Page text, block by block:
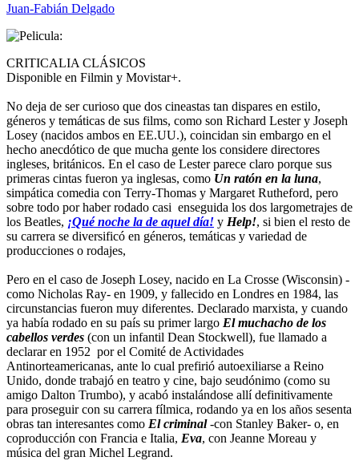
Juan-Fabián Delgado
CRITICALIA CLÁSICOS
Disponible en Filmin y Movistar+.
No deja de ser curioso que dos cineastas tan dispares en estilo,
géneros y temáticas de sus films, como son Richard Lester y Joseph
Losey (nacidos ambos en EE.UU.), coincidan sin embargo en el
hecho anecdótico de que mucha gente los considere directores
ingleses, británicos. En el caso de Lester parece claro porque sus
primeras cintas fueron ya inglesas, como Un ratón en la luna,
simpática comedia con Terry-Thomas y Margaret Rutheford, pero
sobre todo por haber rodado casi enseguida los dos largometrajes de
los Beatles, ¡Qué noche la de aquel día! y Help!, si bien el resto de
su carrera se diversificó en géneros, temáticas y variedad de
producciones o rodajes,
Pero en el caso de Joseph Losey, nacido en La Crosse (Wisconsin) -
como Nicholas Ray- en 1909, y fallecido en Londres en 1984, las
circunstancias fueron muy diferentes. Declarado marxista, y cuando
ya había rodado en su país su primer largo El muchacho de los
cabellos verdes (con un infantil Dean Stockwell), fue llamado a
declarar en 1952 por el Comité de Actividades
Antinorteamericanas, ante lo cual prefirió autoexiliarse a Reino
Unido, donde trabajó en teatro y cine, bajo seudónimo (como su
amigo Dalton Trumbo), y acabó instalándose allí definitivamente
para proseguir con su carrera fílmica, rodando ya en los años sesenta
obras tan interesantes como El criminal-con Stanley Baker- o, en
coproducción con Francia e Italia, Eva, con Jeanne Moreau y
música del gran Michel Legrand.